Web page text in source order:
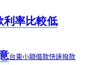
利率比較低
台東小額借款快速撥款